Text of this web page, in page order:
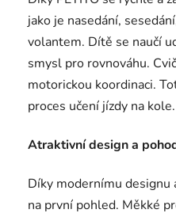
jako je nasedání,
volantem. Dítě se naučí
smysl pro rovnováhu.
motorickou koordinaci.
proces učení jízdy na kole.
Atraktivní design a
Díky modernímu designu
na první pohled. Měkké